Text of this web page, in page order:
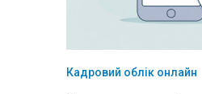
Кадровий облік онлайн